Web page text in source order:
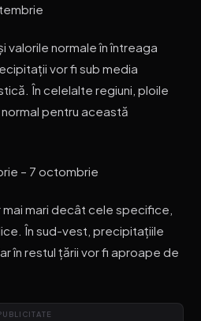
valorile normale în întreaga
vor fi sub media
În celelalte regiuni, ploile
pentru această
– 7 octombrie
mari decât cele specifice,
În sud-vest, precipitațiile
în restul țării vor fi aproape de